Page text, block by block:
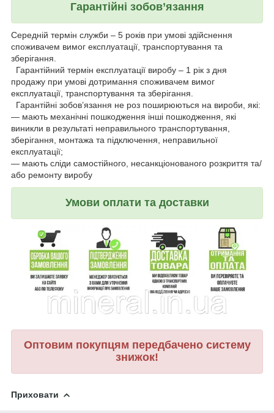
Гарантійні зобов’язання
Середній термін служби – 5 років при умові здійснення
споживачем вимог експлуатації, транспортування та
зберігання.
Гарантійний термін експлуатації виробу – 1 рік з дня
продажу при умові дотримання споживачем вимог
експлуатації, транспортування та зберігання.
Гарантійні зобов’язання не роз поширюються на вироби, які:
— мають механічні пошкодження інші пошкодження, які
виникли в результаті неправильного транспортування,
зберігання, монтажа та підключення, неправильної
експлуатації;
— мають сліди самостійного, несанкціонованого розкриття та/
або ремонту виробу
Умови оплати та доставки
Оптовим покупцям передбачено систему
знижок!
Приховати